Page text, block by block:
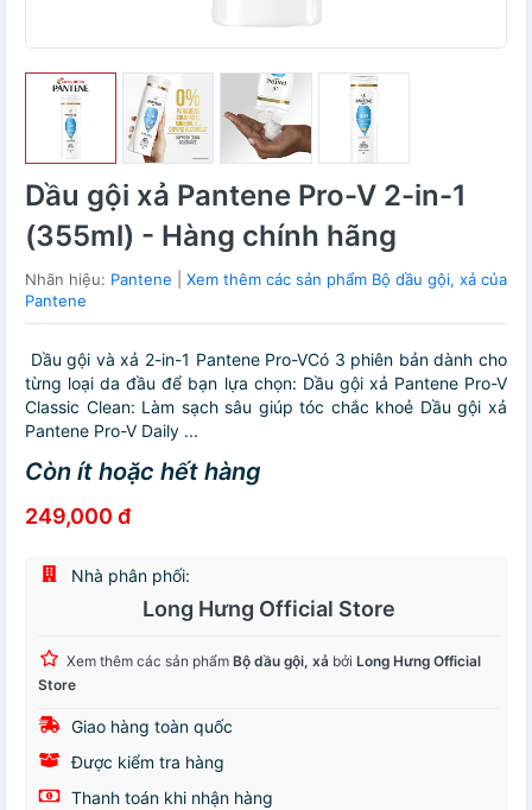
Dầu gội xả Pantene Pro-V 2-in-1
(355ml) - Hàng chính hãng
Nhãn hiệu: Pantene
Xem thêm các sản phẩm Bộ dầu gội, xả của
Pantene
Dầu gội và xả 2-in-1 Pantene Pro-VCó 3 phiên bản dành cho
từng loại da đầu để bạn lựa chọn: Dầu gội xả Pantene Pro-V
Classic Clean: Làm sạch sâu giúp tóc chắc khoẻ Dầu gội xả
Pantene Pro-V Daily ...
Còn ít hoặc hết hàng
249,000 đ
Nhà phân phối:
Long Hưng Official Store
Xem thêm các sản phẩm Bộ dầu gội, xả bởi Long Hưng Official
Store
Giao hàng toàn quốc
Được kiểm tra hàng
Thanh toán khi nhận hàng